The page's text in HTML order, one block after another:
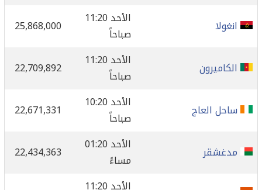
انغولا
الأحد 11:20
صباحاً
25,868,000
الكاميرون
الأحد 11:20
صباحاً
22,709,892
ساحل العاج
الأحد 10:20
صباحاً
22,671,331
مدغشقر
الأحد 01:20
مساءً
22,434,363
الأحد 11:20